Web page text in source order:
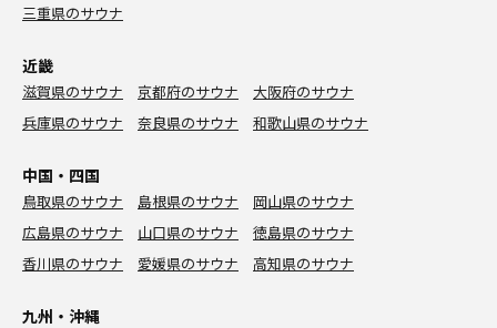
三重県のサウナ
近畿
滋賀県のサウナ 京都府のサウナ
大阪府のサウナ
兵庫県のサウナ
奈良県のサウナ 和歌山県のサウナ
中国・四国
鳥取県のサウナ 島根県のサウナ
岡山県のサウナ
広島県のサウナ
山口県のサウナ
徳島県のサウナ
香川県のサウナ
愛媛県のサウナ 高知県のサウナ
九州・沖縄